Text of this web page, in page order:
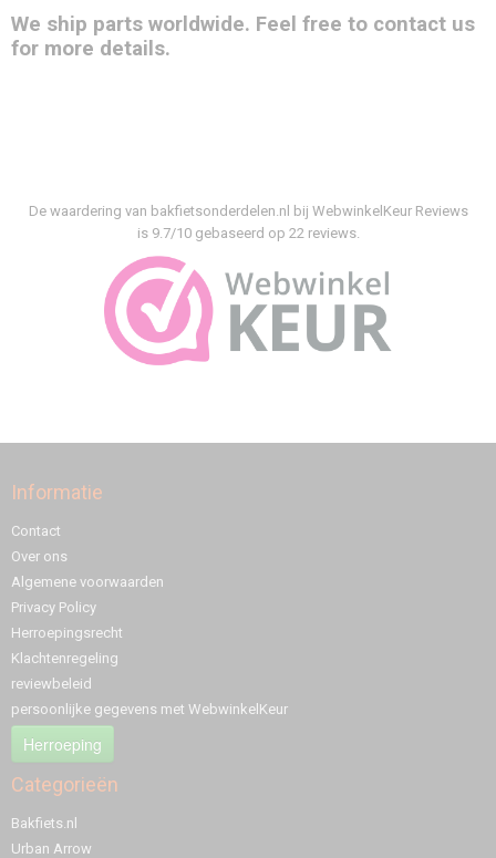
We ship parts worldwide. Feel free to contact us
for more details.
De waardering van bakfietsonderdelen.nl bij WebwinkelKeur Reviews
is 9.7/10 gebaseerd op 22 reviews.
Informatie
Contact
Over ons
Algemene voorwaarden
Privacy Policy
Herroepingsrecht
Klachtenregeling
reviewbeleid
persoonlijke gegevens met WebwinkelKeur
Herroeping
Categorieën
Bakfiets.nl
Urban Arrow